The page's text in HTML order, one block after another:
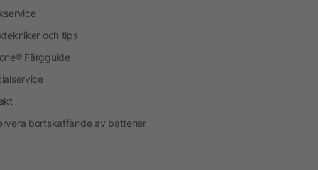
och tips
Färgguide
bortskaffande av batterier